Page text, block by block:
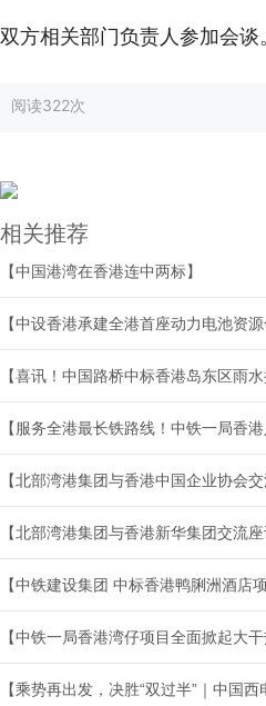
双方相关部门负责人参加会谈
阅读322次
相关推荐
【中国港湾在香港连中两标】
【北部湾港集团与香港中国企业协会交
【北部湾港集团与香港新华集团交流座
【中铁一局香港湾仔项目全面掀起大干